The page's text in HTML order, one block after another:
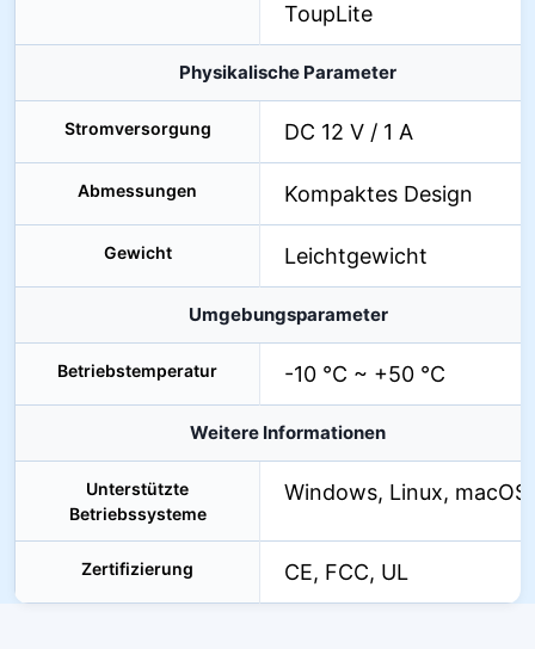
ToupLite
Physikalische Parameter
Stromversorgung DC 12 V / 1 A
Abmessungen Kompaktes Design
Gewicht Leichtgewicht
Umgebungsparameter
Betriebstemperatur -10 °C ~ +50 °C
Weitere Informationen
Unterstützte
Betriebssysteme
Windows, Linux, macOS
Zertifizierung CE, FCC, UL